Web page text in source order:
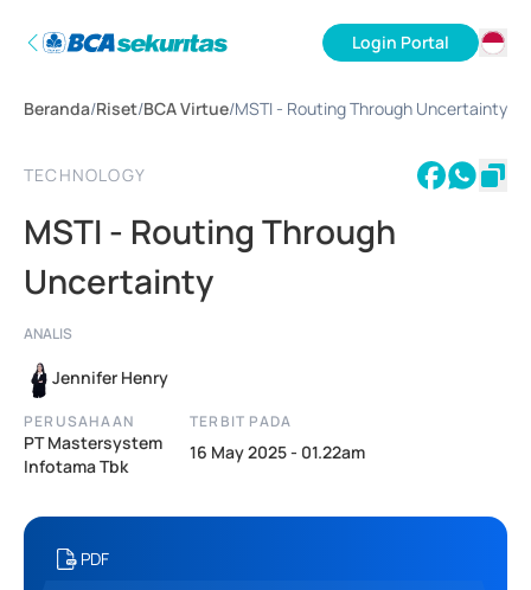
Login Portal
EN
Beranda/Riset/BCA Virtue/MSTI - Routing Through Uncertainty
TECHNOLOGY
MSTI - Routing Through
Uncertainty
ANALIS
Jennifer Henry
PERUSAHAAN
PT Mastersystem
Infotama Tbk
TERBIT PADA
16 May 2025 - 01.22am
PDF